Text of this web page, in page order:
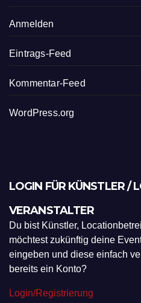
Anmelden
Eintrags-Feed
Kommentar-Feed
WordPress.org
LOGIN FÜR KÜNSTLER /
VERANSTALTER
Du bist Künstler,
möchtest zukünftig deine
eingeben und diese einfach
bereits ein Konto?
Login/Registrierung